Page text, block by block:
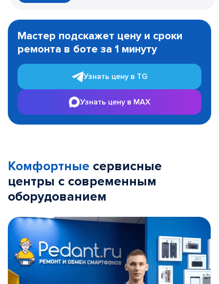
1
Мастер подскажет цену и сроки
ремонта в боте за 1 минуту
Узнать цену в TG
Узнать цену в MAX
Комфортные сервисные
центры с современным
оборудованием